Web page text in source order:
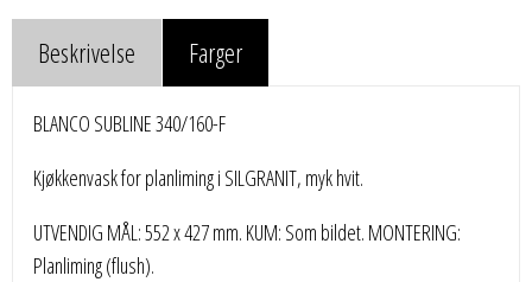
Beskrivelse Farger
BLANCO SUBLINE 340/160-F
Kjøkkenvask for planliming i SILGRANIT, myk hvit.
UTVENDIG MÅL: 552 x 427 mm. KUM: Som bildet. MONTERING:
Planliming (flush).